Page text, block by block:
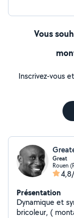
Vous
Inscrivez-vous
Great
Rouen
Présentation
Dynamique et
bricoleur, (